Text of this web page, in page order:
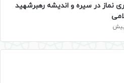
نماز در سیره و اندیشه رهبرشهید